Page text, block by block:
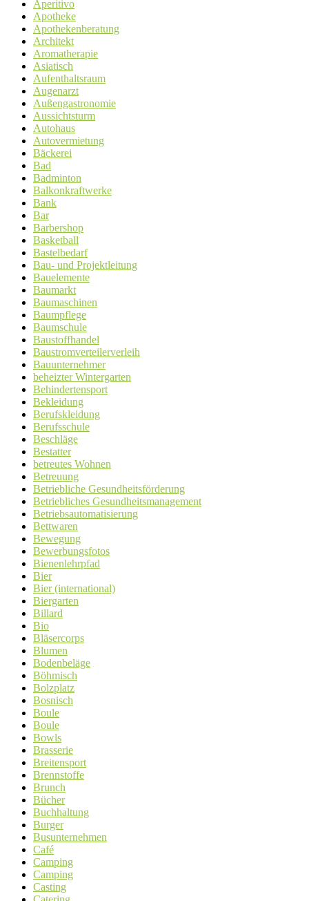
Aperitivo
Apotheke
Apothekenberatung
Architekt
Aromatherapie
Asiatisch
Aufenthaltsraum
Augenarzt
Außengastronomie
Aussichtsturm
Autohaus
Autovermietung
Bäckerei
Bad
Badminton
Balkonkraftwerke
Bank
Bar
Barbershop
Basketball
Bastelbedarf
Bau- und Projektleitung
Bauelemente
Baumarkt
Baumaschinen
Baumpflege
Baumschule
Baustoffhandel
Baustromverteilerverleih
Bauunternehmer
beheizter Wintergarten
Behindertensport
Bekleidung
Berufskleidung
Berufsschule
Beschläge
Bestatter
betreutes Wohnen
Betreuung
Betriebliche Gesundheitsförderung
Betriebliches Gesundheitsmanagement
Betriebsautomatisierung
Bettwaren
Bewegung
Bewerbungsfotos
Bienenlehrpfad
Bier
Bier (international)
Biergarten
Billard
Bio
Bläsercorps
Blumen
Bodenbeläge
Böhmisch
Bolzplatz
Bosnisch
Boule
Boule
Bowls
Brasserie
Breitensport
Brennstoffe
Brunch
Bücher
Buchhaltung
Burger
Busunternehmen
Café
Camping
Camping
Casting